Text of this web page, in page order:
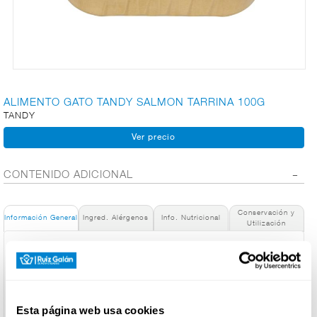
Esta página web usa cookies
AL
FRUTAS Y
ALIMENTO GATO TANDY SALMON TARRINA 100G
TANDY
CONTENIDO ADICIONAL
Información General Ingred. Alérgenos Info. Nutricional
Conservación y
Utilización
Denominación de alimento:
Pate con salmón
Nombre de Operador: